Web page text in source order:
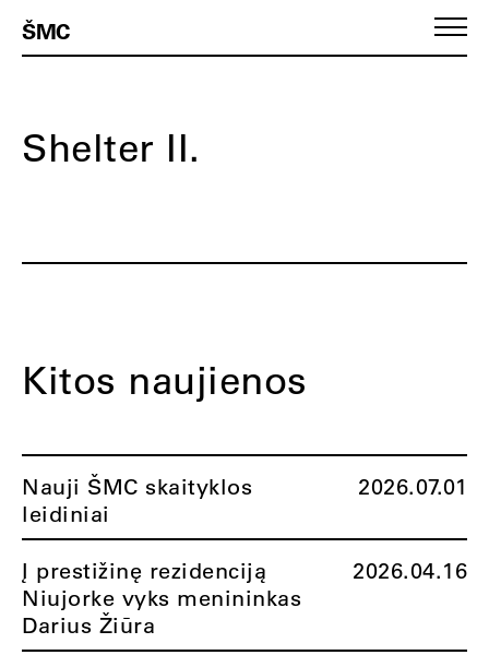
ŠMC
Shelter II.
Kitos naujienos
Nauji ŠMC skaityklos
leidiniai
2026.07.01
Į prestižinę rezidenciją
Niujorke vyks menininkas
Darius Žiūra
2026.04.16